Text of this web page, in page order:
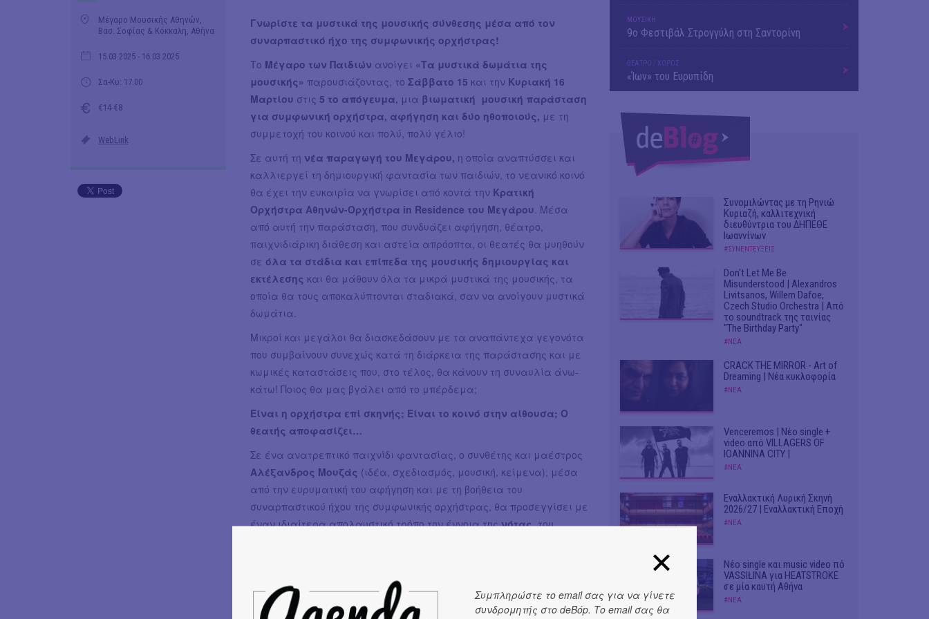
Μέγαρο Μουσικής Αθηνών,
Βασ. Σοφίας & Κόκκαλη, Αθήνα
15.03.2025 - 16.03.2025
Σα-Κυ: 17.00
€14-€8
WebLink
Γνωρίστε τα μυστικά της μουσικής σύνθεσης μέσα από τον
συναρπαστικό ήχο της συμφωνικής ορχήστρας!
Το Μέγαρο των Παιδιών ανοίγει «Τα μυστικά δωμάτια της
μουσικής» παρουσιάζοντας, το Σάββατο 15 και την Κυριακή 16
Μαρτίου στις 5 το απόγευμα, μια βιωματική μουσική παράσταση
για συμφωνική ορχήστρα, αφήγηση και δύο ηθοποιούς, με τη
συμμετοχή του κοινού και πολύ, πολύ γέλιο!
Σε αυτή τη νέα παραγωγή του Μεγάρου, η οποία αναπτύσσει και
καλλιεργεί τη δημιουργική φαντασία των παιδιών, το νεανικό κοινό
θα έχει την ευκαιρία να γνωρίσει από κοντά την Κρατική
Ορχήστρα Αθηνών-Ορχήστρα in Residence του Μεγάρου . Μέσα
από αυτή την παράσταση, που συνδυάζει αφήγηση, θέατρο,
παιχνιδιάρικη διάθεση και αστεία απρόοπτα, οι θεατές θα μυηθούν
σε όλα τα στάδια και επίπεδα της μουσικής δημιουργίας και
εκτέλεσης και θα μάθουν όλα τα μικρά μυστικά της μουσικής, τα
οποία θα τους αποκαλύπτονται σταδιακά, σαν να ανοίγουν μυστικά
δωμάτια.
Μικροί και μεγάλοι θα διασκεδάσουν με τα αναπάντεχα γεγονότα
που συμβαίνουν συνεχώς κατά τη διάρκεια της παράστασης και με
κωμικές καταστάσεις που, στο τέλος, θα κάνουν τη συναυλία άνω-
κάτω! Ποιος θα μας βγάλει από το μπέρδεμα;
Είναι η ορχήστρα επί σκηνής; Είναι το κοινό στην αίθουσα; Ο
θεατής αποφασίζει…
Σε ένα ανατρεπτικό παιχνίδι φαντασίας, ο συνθέτης και μαέστρος
Αλέξανδρος Μουζάς (ιδέα, σχεδιασμός, μουσική, κείμενα), μέσα
από την ευρυματική του αφήγηση και με τη βοήθεια του
συναρπαστικού ήχου της συμφωνικής ορχήστρας, θα προσεγγίσει με
έναν ιδιαίτερα απολαυστικό τρόπο την έννοια τηςνότας,του
ενορχηστρωμένες μελωδίες, γραμμένες ειδικά για την
παράσταση «Τα μυστικά δωμάτια της μουσικής».Θα ακούσουμε
ΜΟΥΣΙΚΗ
9o Φεστιβάλ Στρογγύλη στη Σαντορίνη
ΘΕΑΤΡΟ / ΧΟΡΟΣ
«Ίων» του Ευρυπίδη
Συνομιλώντας με τη Ρηνιώ
Κυριαζή, καλλιτεχνική
διευθύντρια του ΔΗΠΕΘΕ
Ιωαννίνων
#ΣΥΝΕΝΤΕΥΞΕΙΣ
Don't Let Me Be
Misunderstood | Alexandros
Livitsanos, Willem Dafoe,
Czech Studio Orchestra | Από
το soundtrack της ταινίας
"The Birthday Party"
#ΝΕΑ
CRACK THE MIRROR - Art of
Dreaming | Νέα κυκλοφορία
#ΝΕΑ
Venceremos | Νέο single +
video από VILLAGERS OF
IOANNINA CITY |
#ΝΕΑ
Εναλλακτική Λυρική Σκηνή
2026/27 | Εναλλακτική Εποχή
#ΝΕΑ
Νέο single και music video πό
VASSIŁINA για HEATSTROKE
σε μία καυτή Αθήνα
#ΝΕΑ
Συμπληρώστε το email σας για να γίνετε
συνδρομητής στο deBόp. Το email σας θα